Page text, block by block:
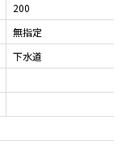
200
無指定
下水道